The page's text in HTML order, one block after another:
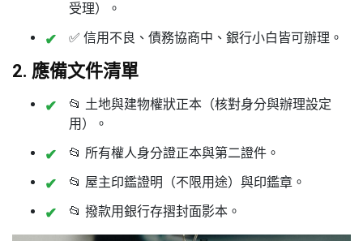
受理）。
✅ 信用不良、債務協商中、銀行小白皆可辦理。
2. 應備文件清單
📂 土地與建物權狀正本（核對身分與辦理設定
用）。
📂 所有權人身分證正本與第二證件。
📂 屋主印鑑證明（不限用途）與印鑑章。
📂 撥款用銀行存摺封面影本。